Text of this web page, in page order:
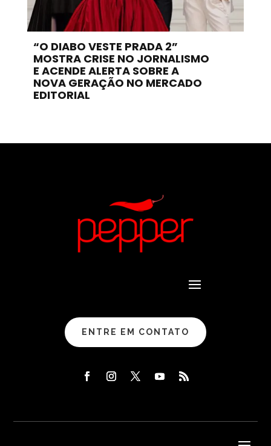
“O DIABO VESTE PRADA 2”
MOSTRA CRISE NO JORNALISMO
E ACENDE ALERTA SOBRE A
NOVA GERAÇÃO NO MERCADO
EDITORIAL
ENTRE EM CONTATO